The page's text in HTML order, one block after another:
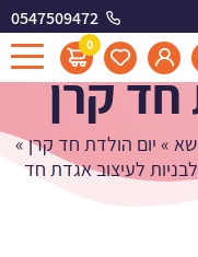
0547509472
0
חד קרן
» יום הולדת חד קרן»
לעיצוב אגדת חד